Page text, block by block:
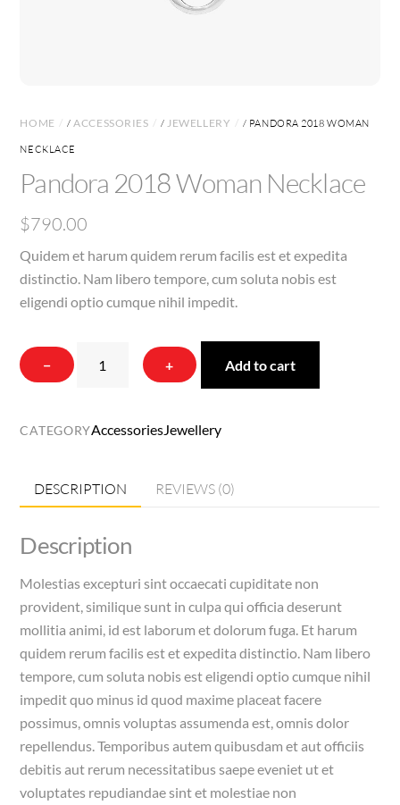
HOME / ACCESSORIES / JEWELLERY / PANDORA 2018 WOMAN
NECKLACE
Pandora 2018 Woman Necklace
$790.00
Quidem et harum quidem rerum facilis est et expedita
distinctio. Nam libero tempore, cum soluta nobis est
eligendi optio cumque nihil impedit.
−
2018
Necklace
+ Add to cart
CATEGORYAccessoriesJewellery
DESCRIPTION REVIEWS (0)
Description
Molestias excepturi sint occaecati cupiditate non
provident, similique sunt in culpa qui officia deserunt
mollitia animi, id est laborum et dolorum fuga. Et harum
quidem rerum facilis est et expedita distinctio. Nam libero
tempore, cum soluta nobis est eligendi optio cumque nihil
impedit quo minus id quod maxime placeat facere
possimus, omnis voluptas assumenda est, omnis dolor
repellendus. Temporibus autem quibusdam et aut officiis
debitis aut rerum necessitatibus saepe eveniet ut et
voluptates repudiandae sint et molestiae non